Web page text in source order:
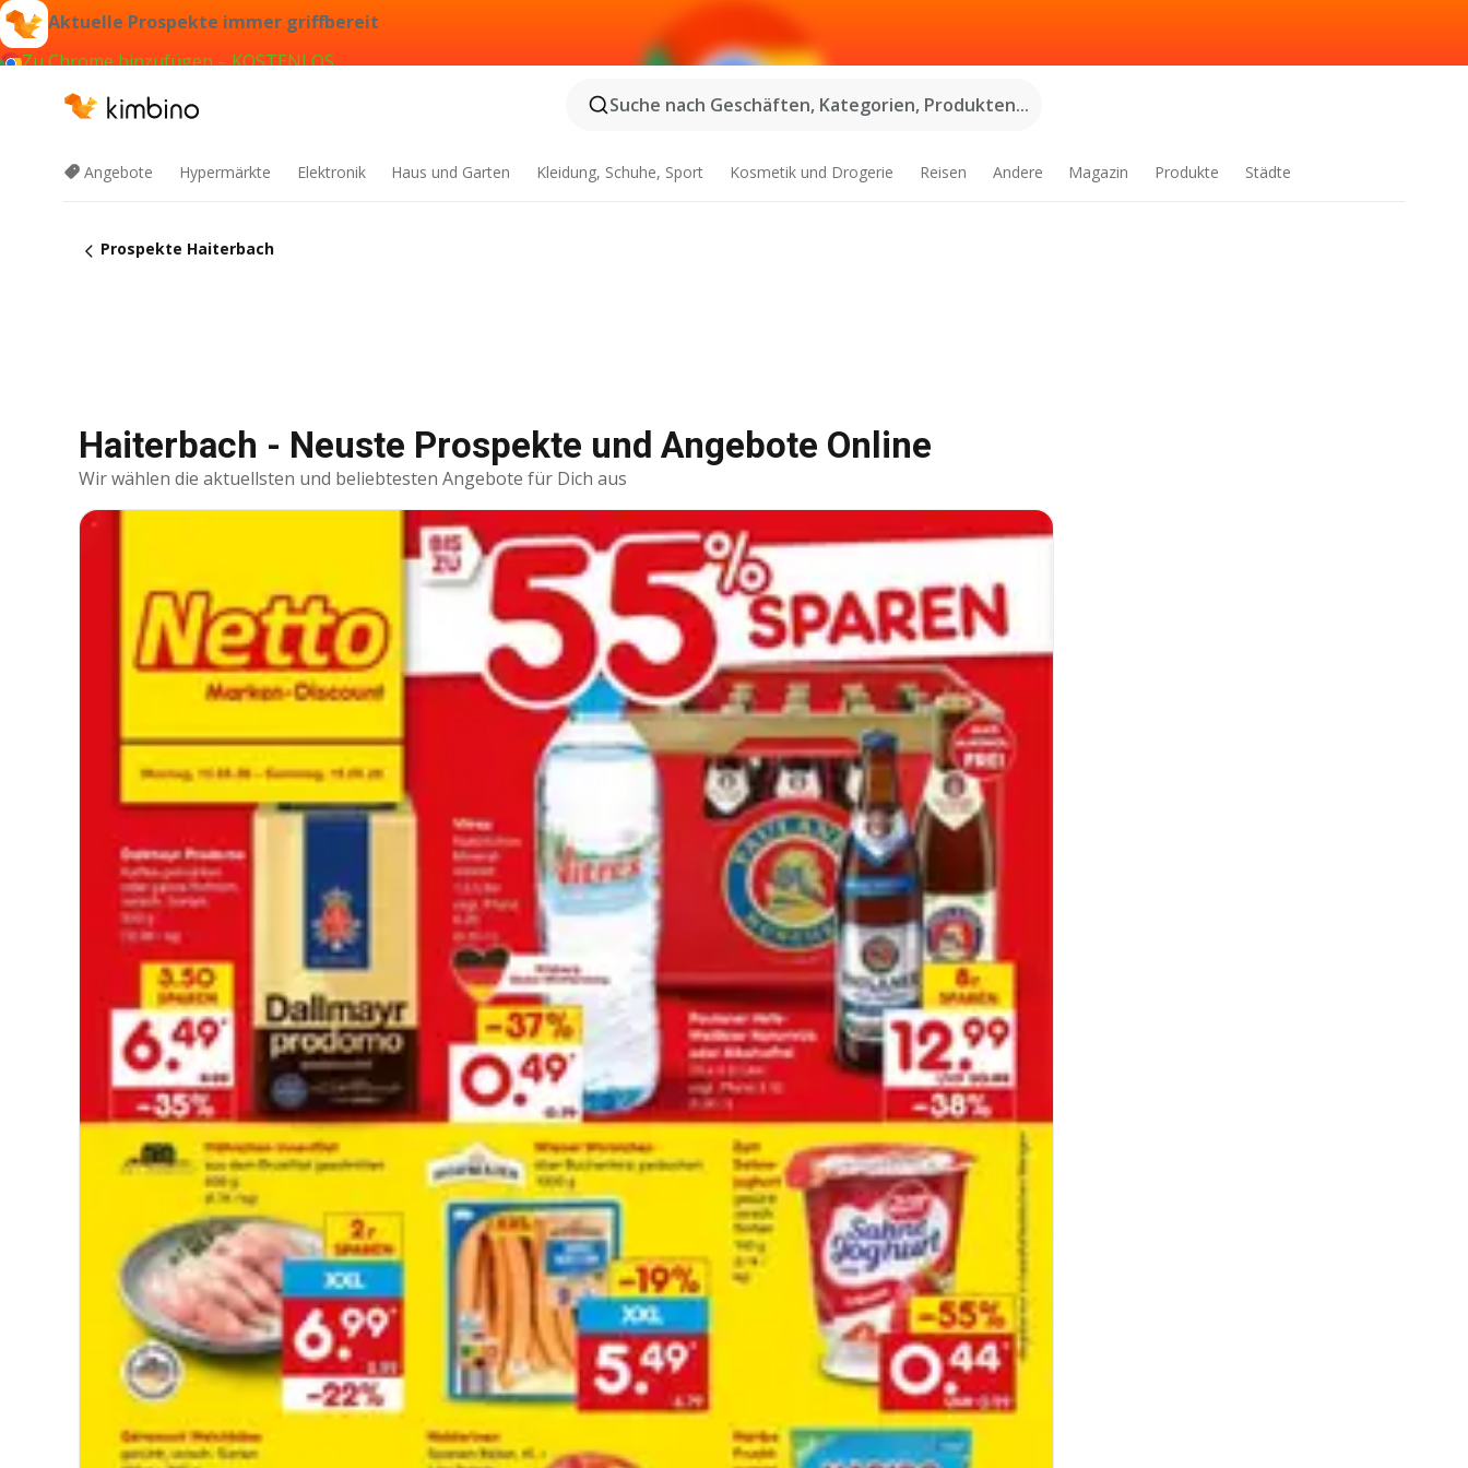
Aktuelle Prospekte immer griffbereit
Zu Chrome hinzufügen – KOSTENLOS
Suche nach Geschäften, Kategorien, Produkten...
Angebote Hypermärkte Elektronik Haus und Garten Kleidung, Schuhe, Sport Kosmetik und Drogerie Reisen Andere Magazin Produkte Städte
Prospekte Haiterbach
Haiterbach - Neuste Prospekte und Angebote Online
Wir wählen die aktuellsten und beliebtesten Angebote für Dich aus